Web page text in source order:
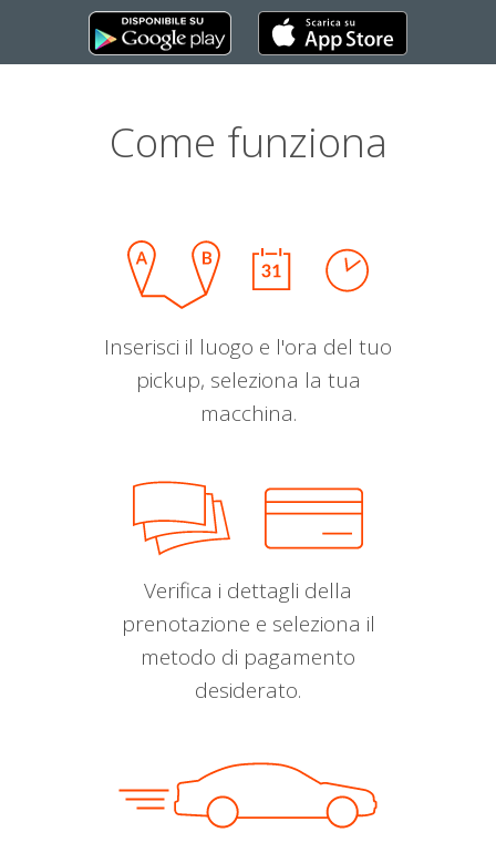
Come funziona
Inserisci il luogo e l'ora del tuo
pickup, seleziona la tua
macchina.
Verifica i dettagli della
prenotazione e seleziona il
metodo di pagamento
desiderato.